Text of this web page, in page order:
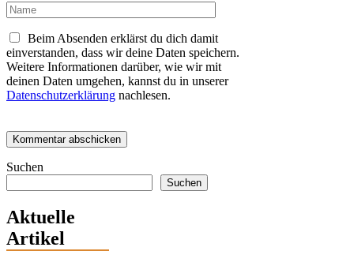
Name
Beim Absenden erklärst du dich damit
einverstanden, dass wir deine Daten speichern.
Weitere Informationen darüber, wie wir mit
deinen Daten umgehen, kannst du in unserer
Datenschutzerklärung nachlesen.
Suchen
Suchen
Aktuelle
Artikel